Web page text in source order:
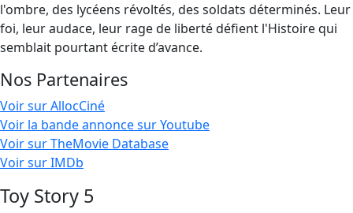
l'ombre, des lycéens révoltés, des soldats déterminés. Leur
foi, leur audace, leur rage de liberté défient l'Histoire qui
semblait pourtant écrite d’avance.
Nos Partenaires
Voir sur AllocCiné
Voir la bande annonce sur Youtube
Voir sur TheMovie Database
Voir sur IMDb
Toy Story 5